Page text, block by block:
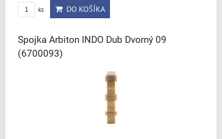
ks DO KOŠÍKA
Spojka Arbiton INDO Dub Dvorný 09
(6700093)